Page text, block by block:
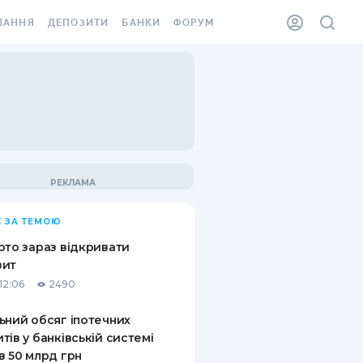
ВІНЬЄТКА
ВІД
ВИПАДКІВ
ДЕПОЗИТИ
ПИТАННЯ ТА ВІДПОВІДІ
ПУТІВНИКИ ПО
БАНКИ ФОРУМ
ЗА ТЕМОЮ
зараз відкривати
2490
обсяг іпотечних
у банківській системі
50 млрд грн